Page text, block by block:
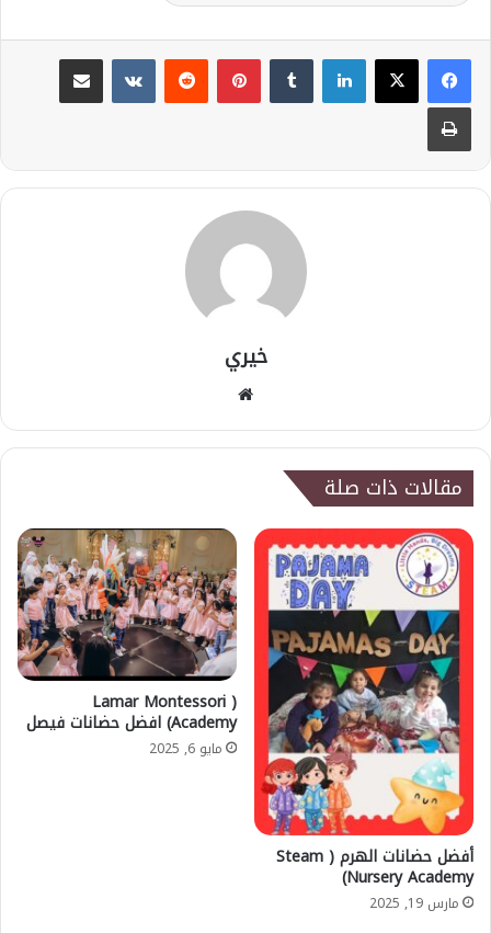
لينكدإن بينتيريست
مشاركة عبر البريد
طباعة
خيري
مقالات ذات صلة
أفضل حضانات الهرم ( Steam
Nursery Academy)
مارس 19, 2025
( Lamar Montessori
Academy) افضل حضانات فيصل
مايو 6, 2025